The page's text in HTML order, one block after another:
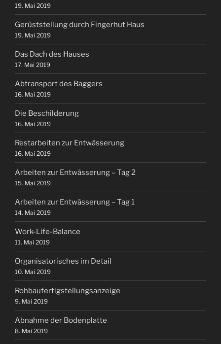
19. Mai 2019
Gerüststellung durch Fingerhut Haus
19. Mai 2019
Das Dach des Hauses
17. Mai 2019
Abtransport des Baggers
16. Mai 2019
Die Beschilderung
16. Mai 2019
Restarbeiten zur Entwässerung
16. Mai 2019
Arbeiten zur Entwässerung – Tag 2
15. Mai 2019
Arbeiten zur Entwässerung – Tag 1
14. Mai 2019
Work-Life-Balance
11. Mai 2019
Organisatorisches im Detail
10. Mai 2019
Rohbaufertigstellungsanzeige
9. Mai 2019
Abnahme der Bodenplatte
8. Mai 2019